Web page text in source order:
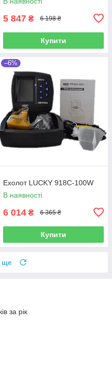
5 847 ₴ 6 198 ₴
Купити
–6%
Ехолот LUCKY 918C-100W
В наявності
6 014 ₴ 6 365 ₴
Купити
ще
за рік